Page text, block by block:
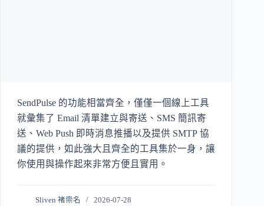
SendPulse 的功能相當齊全，僅僅一個線上工具
就彙集了 Email 清單建立與寄送、SMS 簡訊寄
送、Web Push 即時消息推播以及提供 SMTP 協
議的提供，如此強大且齊全的工具集於一身，讓
你使用與操作起來非常方便且實用。
Sliven 褚崇名 2026-07-28